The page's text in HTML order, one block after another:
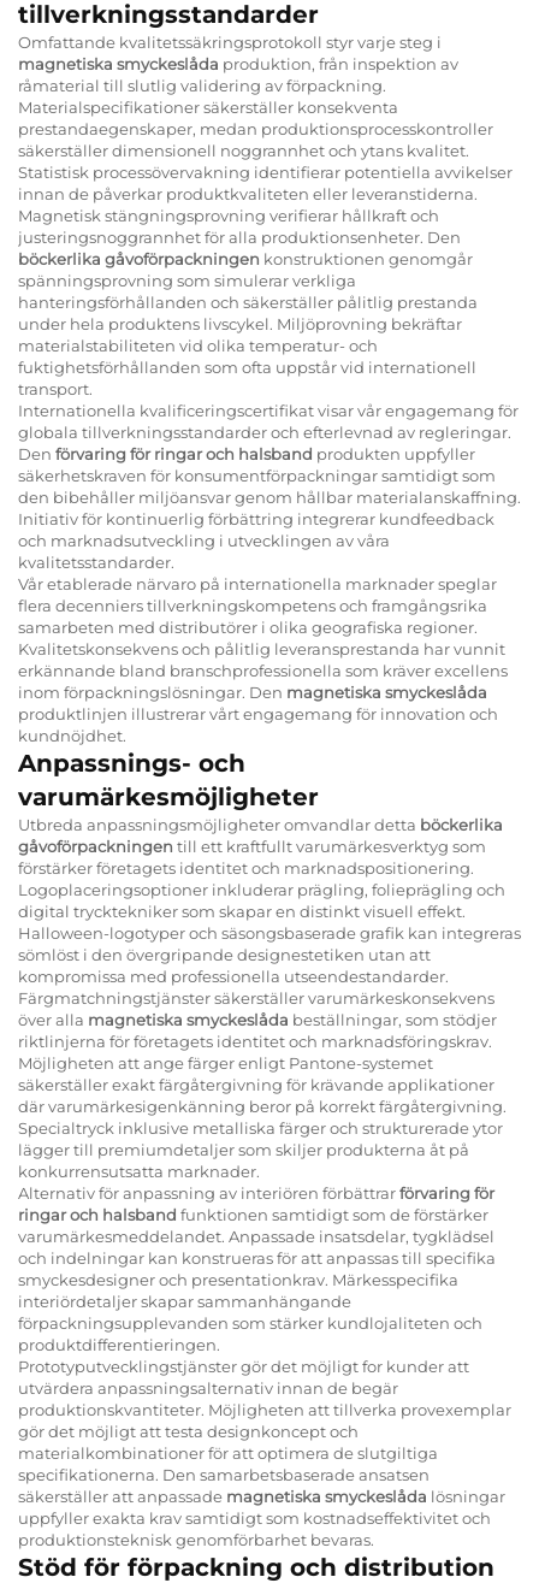
tillverkningsstandarder
Omfattande kvalitetssäkringsprotokoll styr varje steg i
magnetiska smyckeslåda produktion, från inspektion av
råmaterial till slutlig validering av förpackning.
Materialspecifikationer säkerställer konsekventa
prestandaegenskaper, medan produktionsprocesskontroller
säkerställer dimensionell noggrannhet och ytans kvalitet.
Statistisk processövervakning identifierar potentiella avvikelser
innan de påverkar produktkvaliteten eller leveranstiderna.
Magnetisk stängningsprovning verifierar hållkraft och
justeringsnoggrannhet för alla produktionsenheter. Den
böckerlika gåvoförpackningen konstruktionen genomgår
spänningsprovning som simulerar verkliga
hanteringsförhållanden och säkerställer pålitlig prestanda
under hela produktens livscykel. Miljöprovning bekräftar
materialstabiliteten vid olika temperatur- och
fuktighetsförhållanden som ofta uppstår vid internationell
transport.
Internationella kvalificeringscertifikat visar vår engagemang för
globala tillverkningsstandarder och efterlevnad av regleringar.
Den förvaring för ringar och halsband produkten uppfyller
säkerhetskraven för konsumentförpackningar samtidigt som
den bibehåller miljöansvar genom hållbar materialanskaffning.
Initiativ för kontinuerlig förbättring integrerar kundfeedback
och marknadsutveckling i utvecklingen av våra
kvalitetsstandarder.
Vår etablerade närvaro på internationella marknader speglar
flera decenniers tillverkningskompetens och framgångsrika
samarbeten med distributörer i olika geografiska regioner.
Kvalitetskonsekvens och pålitlig leveransprestanda har vunnit
erkännande bland branschprofessionella som kräver excellens
inom förpackningslösningar. Den magnetiska smyckeslåda
produktlinjen illustrerar vårt engagemang för innovation och
kundnöjdhet.
Anpassnings- och
varumärkesmöjligheter
Utbreda anpassningsmöjligheter omvandlar detta böckerlika
gåvoförpackningen till ett kraftfullt varumärkesverktyg som
förstärker företagets identitet och marknadspositionering.
Logoplaceringsoptioner inkluderar prägling, folieprägling och
digital trycktekniker som skapar en distinkt visuell effekt.
Halloween-logotyper och säsongsbaserade grafik kan integreras
sömlöst i den övergripande designestetiken utan att
kompromissa med professionella utseendestandarder.
Färgmatchningstjänster säkerställer varumärkeskonsekvens
över alla magnetiska smyckeslåda beställningar, som stödjer
riktlinjerna för företagets identitet och marknadsföringskrav.
Möjligheten att ange färger enligt Pantone-systemet
säkerställer exakt färgåtergivning för krävande applikationer
där varumärkesigenkänning beror på korrekt färgåtergivning.
Specialtryck inklusive metalliska färger och strukturerade ytor
lägger till premiumdetaljer som skiljer produkterna åt på
konkurrensutsatta marknader.
Alternativ för anpassning av interiören förbättrarförvaring för
ringar och halsband funktionen samtidigt som de förstärker
varumärkesmeddelandet. Anpassade insatsdelar, tygklädsel
och indelningar kan konstrueras för att anpassas till specifika
smyckesdesigner och presentationkrav. Märkesspecifika
interiördetaljer skapar sammanhängande
förpackningsupplevanden som stärker kundlojaliteten och
produktdifferentieringen.
Prototyputvecklingstjänster gör det möjligt for kunder att
utvärdera anpassningsalternativ innan de begär
produktionskvantiteter. Möjligheten att tillverka provexemplar
gör det möjligt att testa designkoncept och
materialkombinationer för att optimera de slutgiltiga
specifikationerna. Den samarbetsbaserade ansatsen
säkerställer att anpassade magnetiska smyckeslåda lösningar
uppfyller exakta krav samtidigt som kostnadseffektivitet och
produktionsteknisk genomförbarhet bevaras.
Stöd för förpackning och distribution